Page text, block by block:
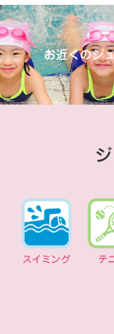
お近くのジ
スイミング テ